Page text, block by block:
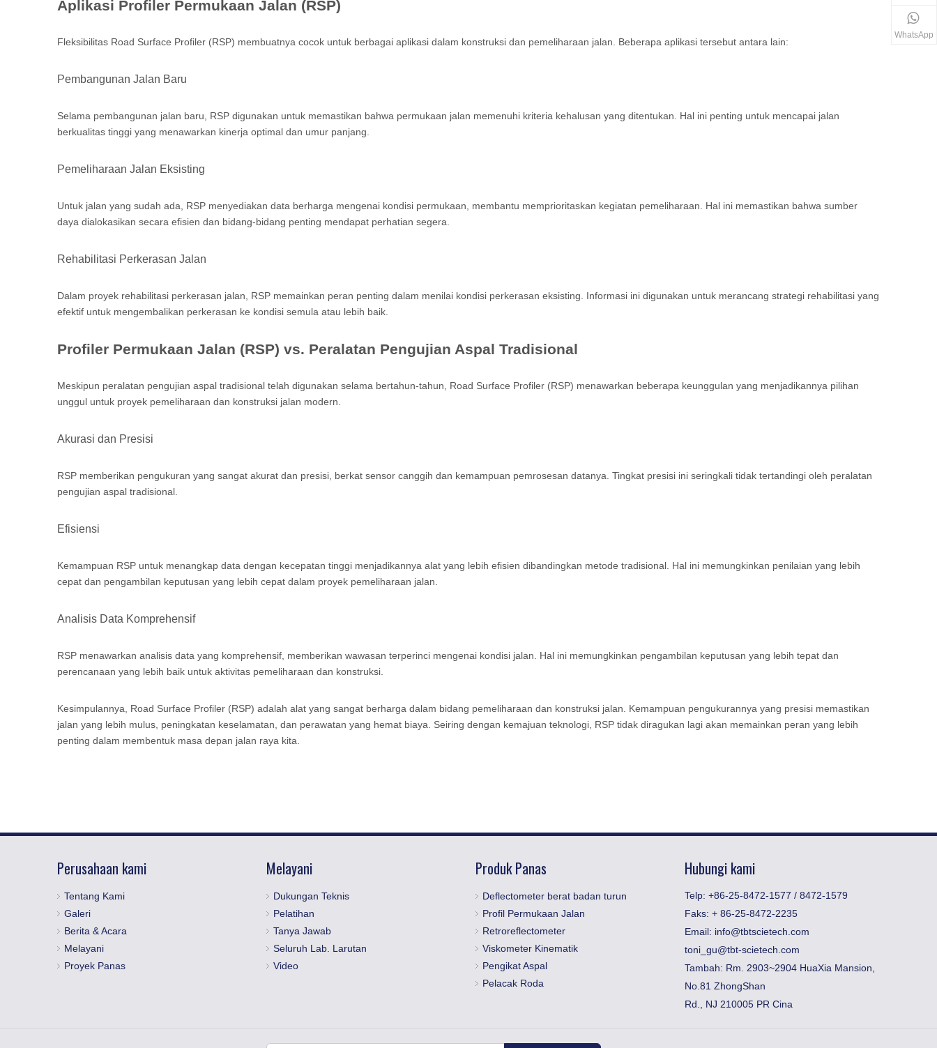
Aplikasi Profiler Permukaan Jalan (RSP)
Fleksibilitas Road Surface Profiler (RSP) membuatnya cocok untuk berbagai aplikasi dalam konstruksi dan pemeliharaan jalan. Beberapa aplikasi tersebut antara lain:
Pembangunan Jalan Baru
Selama pembangunan jalan baru, RSP digunakan untuk memastikan bahwa permukaan jalan memenuhi kriteria kehalusan yang ditentukan. Hal ini penting untuk mencapai jalan
berkualitas tinggi yang menawarkan kinerja optimal dan umur panjang.
Pemeliharaan Jalan Eksisting
Untuk jalan yang sudah ada, RSP menyediakan data berharga mengenai kondisi permukaan, membantu memprioritaskan kegiatan pemeliharaan. Hal ini memastikan bahwa sumber
daya dialokasikan secara efisien dan bidang-bidang penting mendapat perhatian segera.
Rehabilitasi Perkerasan Jalan
Dalam proyek rehabilitasi perkerasan jalan, RSP memainkan peran penting dalam menilai kondisi perkerasan eksisting. Informasi ini digunakan untuk merancang strategi rehabilitasi yang
efektif untuk mengembalikan perkerasan ke kondisi semula atau lebih baik.
Profiler Permukaan Jalan (RSP) vs. Peralatan Pengujian Aspal Tradisional
Meskipun peralatan pengujian aspal tradisional telah digunakan selama bertahun-tahun, Road Surface Profiler (RSP) menawarkan beberapa keunggulan yang menjadikannya pilihan
unggul untuk proyek pemeliharaan dan konstruksi jalan modern.
Akurasi dan Presisi
RSP memberikan pengukuran yang sangat akurat dan presisi, berkat sensor canggih dan kemampuan pemrosesan datanya. Tingkat presisi ini seringkali tidak tertandingi oleh peralatan
pengujian aspal tradisional.
Efisiensi
Kemampuan RSP untuk menangkap data dengan kecepatan tinggi menjadikannya alat yang lebih efisien dibandingkan metode tradisional. Hal ini memungkinkan penilaian yang lebih
cepat dan pengambilan keputusan yang lebih cepat dalam proyek pemeliharaan jalan.
Analisis Data Komprehensif
RSP menawarkan analisis data yang komprehensif, memberikan wawasan terperinci mengenai kondisi jalan. Hal ini memungkinkan pengambilan keputusan yang lebih tepat dan
perencanaan yang lebih baik untuk aktivitas pemeliharaan dan konstruksi.
Kesimpulannya, Road Surface Profiler (RSP) adalah alat yang sangat berharga dalam bidang pemeliharaan dan konstruksi jalan. Kemampuan pengukurannya yang presisi memastikan
jalan yang lebih mulus, peningkatan keselamatan, dan perawatan yang hemat biaya. Seiring dengan kemajuan teknologi, RSP tidak diragukan lagi akan memainkan peran yang lebih
penting dalam membentuk masa depan jalan raya kita.
Perusahaan kami
Tentang Kami
Galeri
Berita & Acara
Melayani
Proyek Panas
Melayani
Dukungan Teknis
Pelatihan
Tanya Jawab
Seluruh Lab. Larutan
Video
Produk Panas
Deflectometer berat badan turun
Profil Permukaan Jalan
Retroreflectometer
Viskometer Kinematik
Pengikat Aspal
Pelacak Roda
Hubungi kami
Telp: +86-25-8472-1577 / 8472-1579
Faks: ​+ 86-25-8472-2235
Email: info@tbtscietech.com
toni_gu@tbt-scietech.com
Tambah: Rm. 2903~2904 HuaXia Mansion,
No.81 ZhongShan
Rd., NJ 210005 PR Cina
WhatsApp